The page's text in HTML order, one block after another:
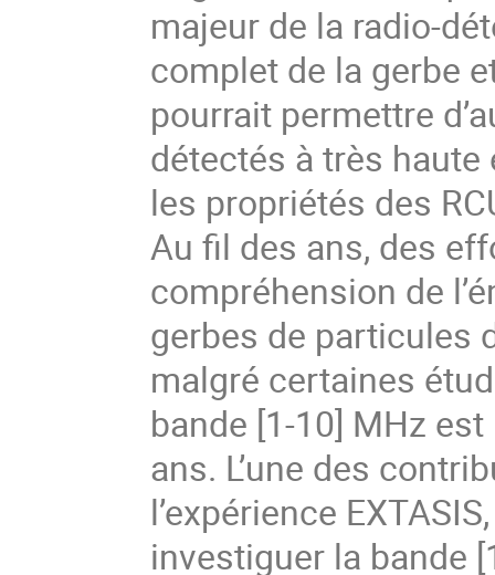
majeur de la radio-
complet de la gerbe
pourrait permettre
détectés à très
les propriétés des
Au fil des ans, des
compréhension de
gerbes de particules
malgré certaines
bande [1-10] MHz
ans. L’une des
l’expérience
investiguer la bande